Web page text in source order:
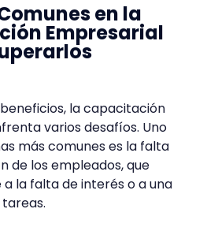
en la
Empresarial
la capacitación
varios desafíos. Uno
más comunes es la falta
de los empleados, que
la falta de interés o a una